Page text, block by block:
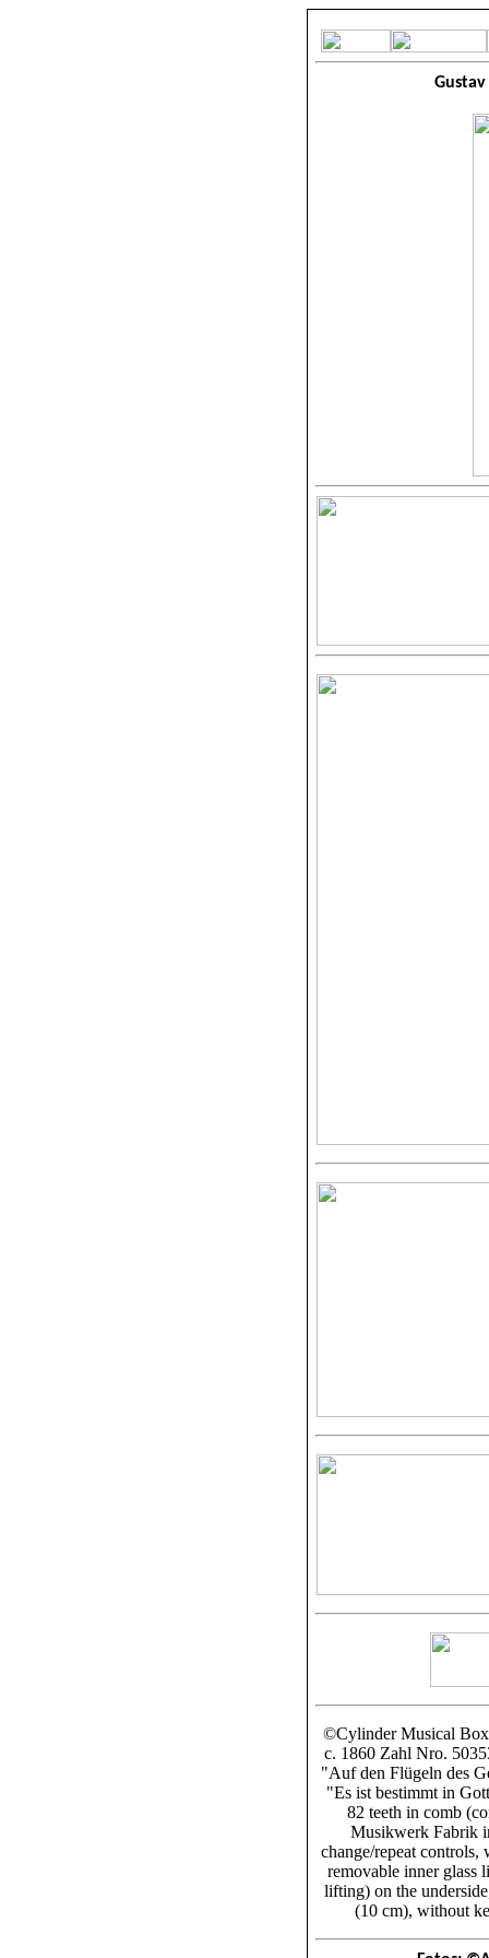
©Cylinder Musical Box
c. 1860 Zahl Nro.
"Auf den Flügeln des
"Es ist bestimmt in
82 teeth in comb
Musikwerk Fabrik
change/repeat controls,
removable inner glass
lifting) on the
(10 cm), without